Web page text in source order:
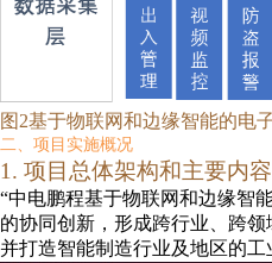
图2基于物联网和边缘智能的电
二、 项目 实施概况
1. 项目总体架构和主要内容
“中电鹏程基于物联网和边缘智
的协同创新，形成跨行业、跨
并打造智能制造行业及地区的